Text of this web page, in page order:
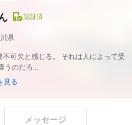
認証済
県
可欠と感じる。 それは人によって受
うのだろ...
見る
メッセージ